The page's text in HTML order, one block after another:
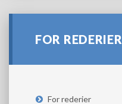
FOR REDERIER
For rederier